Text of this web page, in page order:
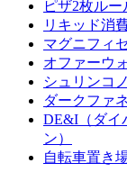
ピザ2枚ルー
リキッド消
マグニフィ
オファーウ
シュリンコ
ダークファ
DE&I（ダイ
ン）
自転車置き